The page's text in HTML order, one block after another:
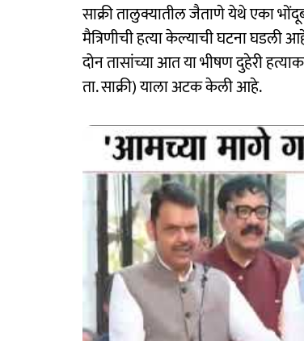
साक्री तालुक्यातील जैताणे येथे एका
मैत्रिणीची हत्या केल्याची घटना घडली
दोन तासांच्या आत या भीषण दुहेरी
ता. साक्री) याला अटक केली आहे.